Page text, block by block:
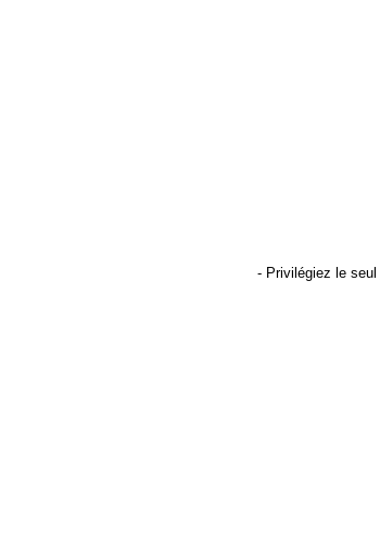
- Privilégiez le seul